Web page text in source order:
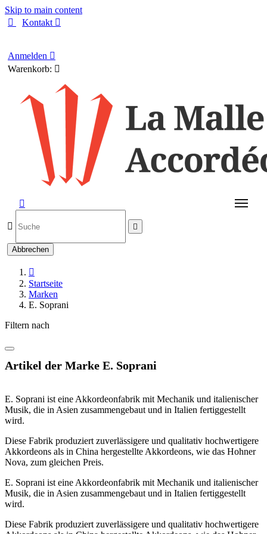
Skip to main content

Kontakt 
Anmelden 
Warenkorb: 

 
Abbrechen

Startseite
Marken
E. Soprani
Filtern nach
Artikel der Marke E. Soprani
E. Soprani ist eine Akkordeonfabrik mit Mechanik und italienischer
Musik, die in Asien zusammengebaut und in Italien fertiggestellt
wird.
Diese Fabrik produziert zuverlässigere und qualitativ hochwertigere
Akkordeons als in China hergestellte Akkordeons, wie das Hohner
Nova, zum gleichen Preis.
E. Soprani ist eine Akkordeonfabrik mit Mechanik und italienischer
Musik, die in Asien zusammengebaut und in Italien fertiggestellt
wird.
Diese Fabrik produziert zuverlässigere und qualitativ hochwertigere